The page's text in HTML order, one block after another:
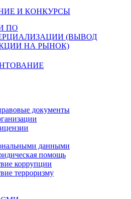
И КОНКУРСЫ
ПО
(ВЫВОД
НА РЫНОК)
документы
данными
помощь
коррупции
терроризму